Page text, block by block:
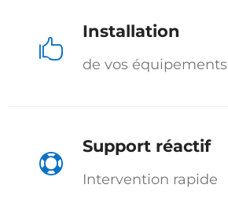

Installation
de vos équipements

Support réactif
Intervention rapide